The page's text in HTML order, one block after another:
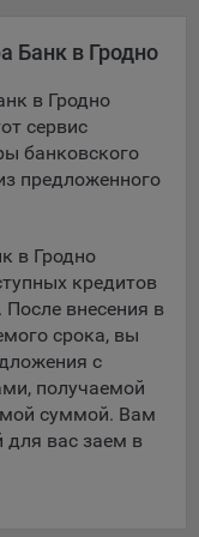
информацию о
и
о
местных
образом
файлы cookie
вносить в них
какие страницы
помогают
Банк в Гродно
в Гродно
сервис
банковского
предложенного
в Гродно
кредитов
После внесения в
срока, вы
с
получаемой
суммой. Вам
для вас заем в